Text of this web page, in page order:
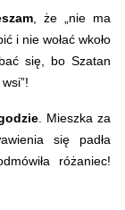
, że „nie ma
i nie wołać wkoło
się, bo Szatan
. Mieszka za
się padła
różaniec!